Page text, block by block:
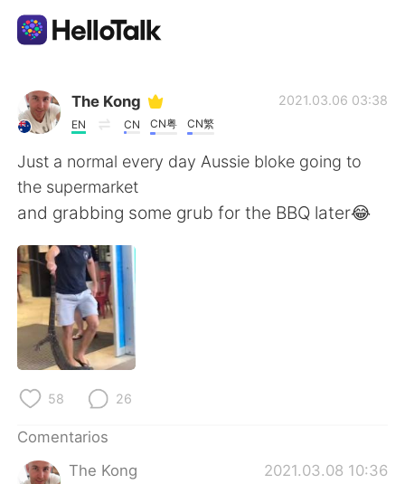
Aplicación de intercambio de idiomas
AI Grammar Checker
Español
English
繁體中文
Français
The Kong
EN CN CN粤 CN繁
2021.03.06 03:38
Just a normal every day Aussie bloke going to
the supermarket
and grabbing some grub for the BBQ later😂
58 26
Comentarios
The Kong
2021.03.08 10:36